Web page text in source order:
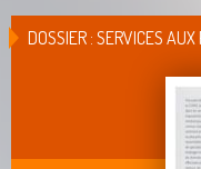
DOSSIER : SERVICES AUX